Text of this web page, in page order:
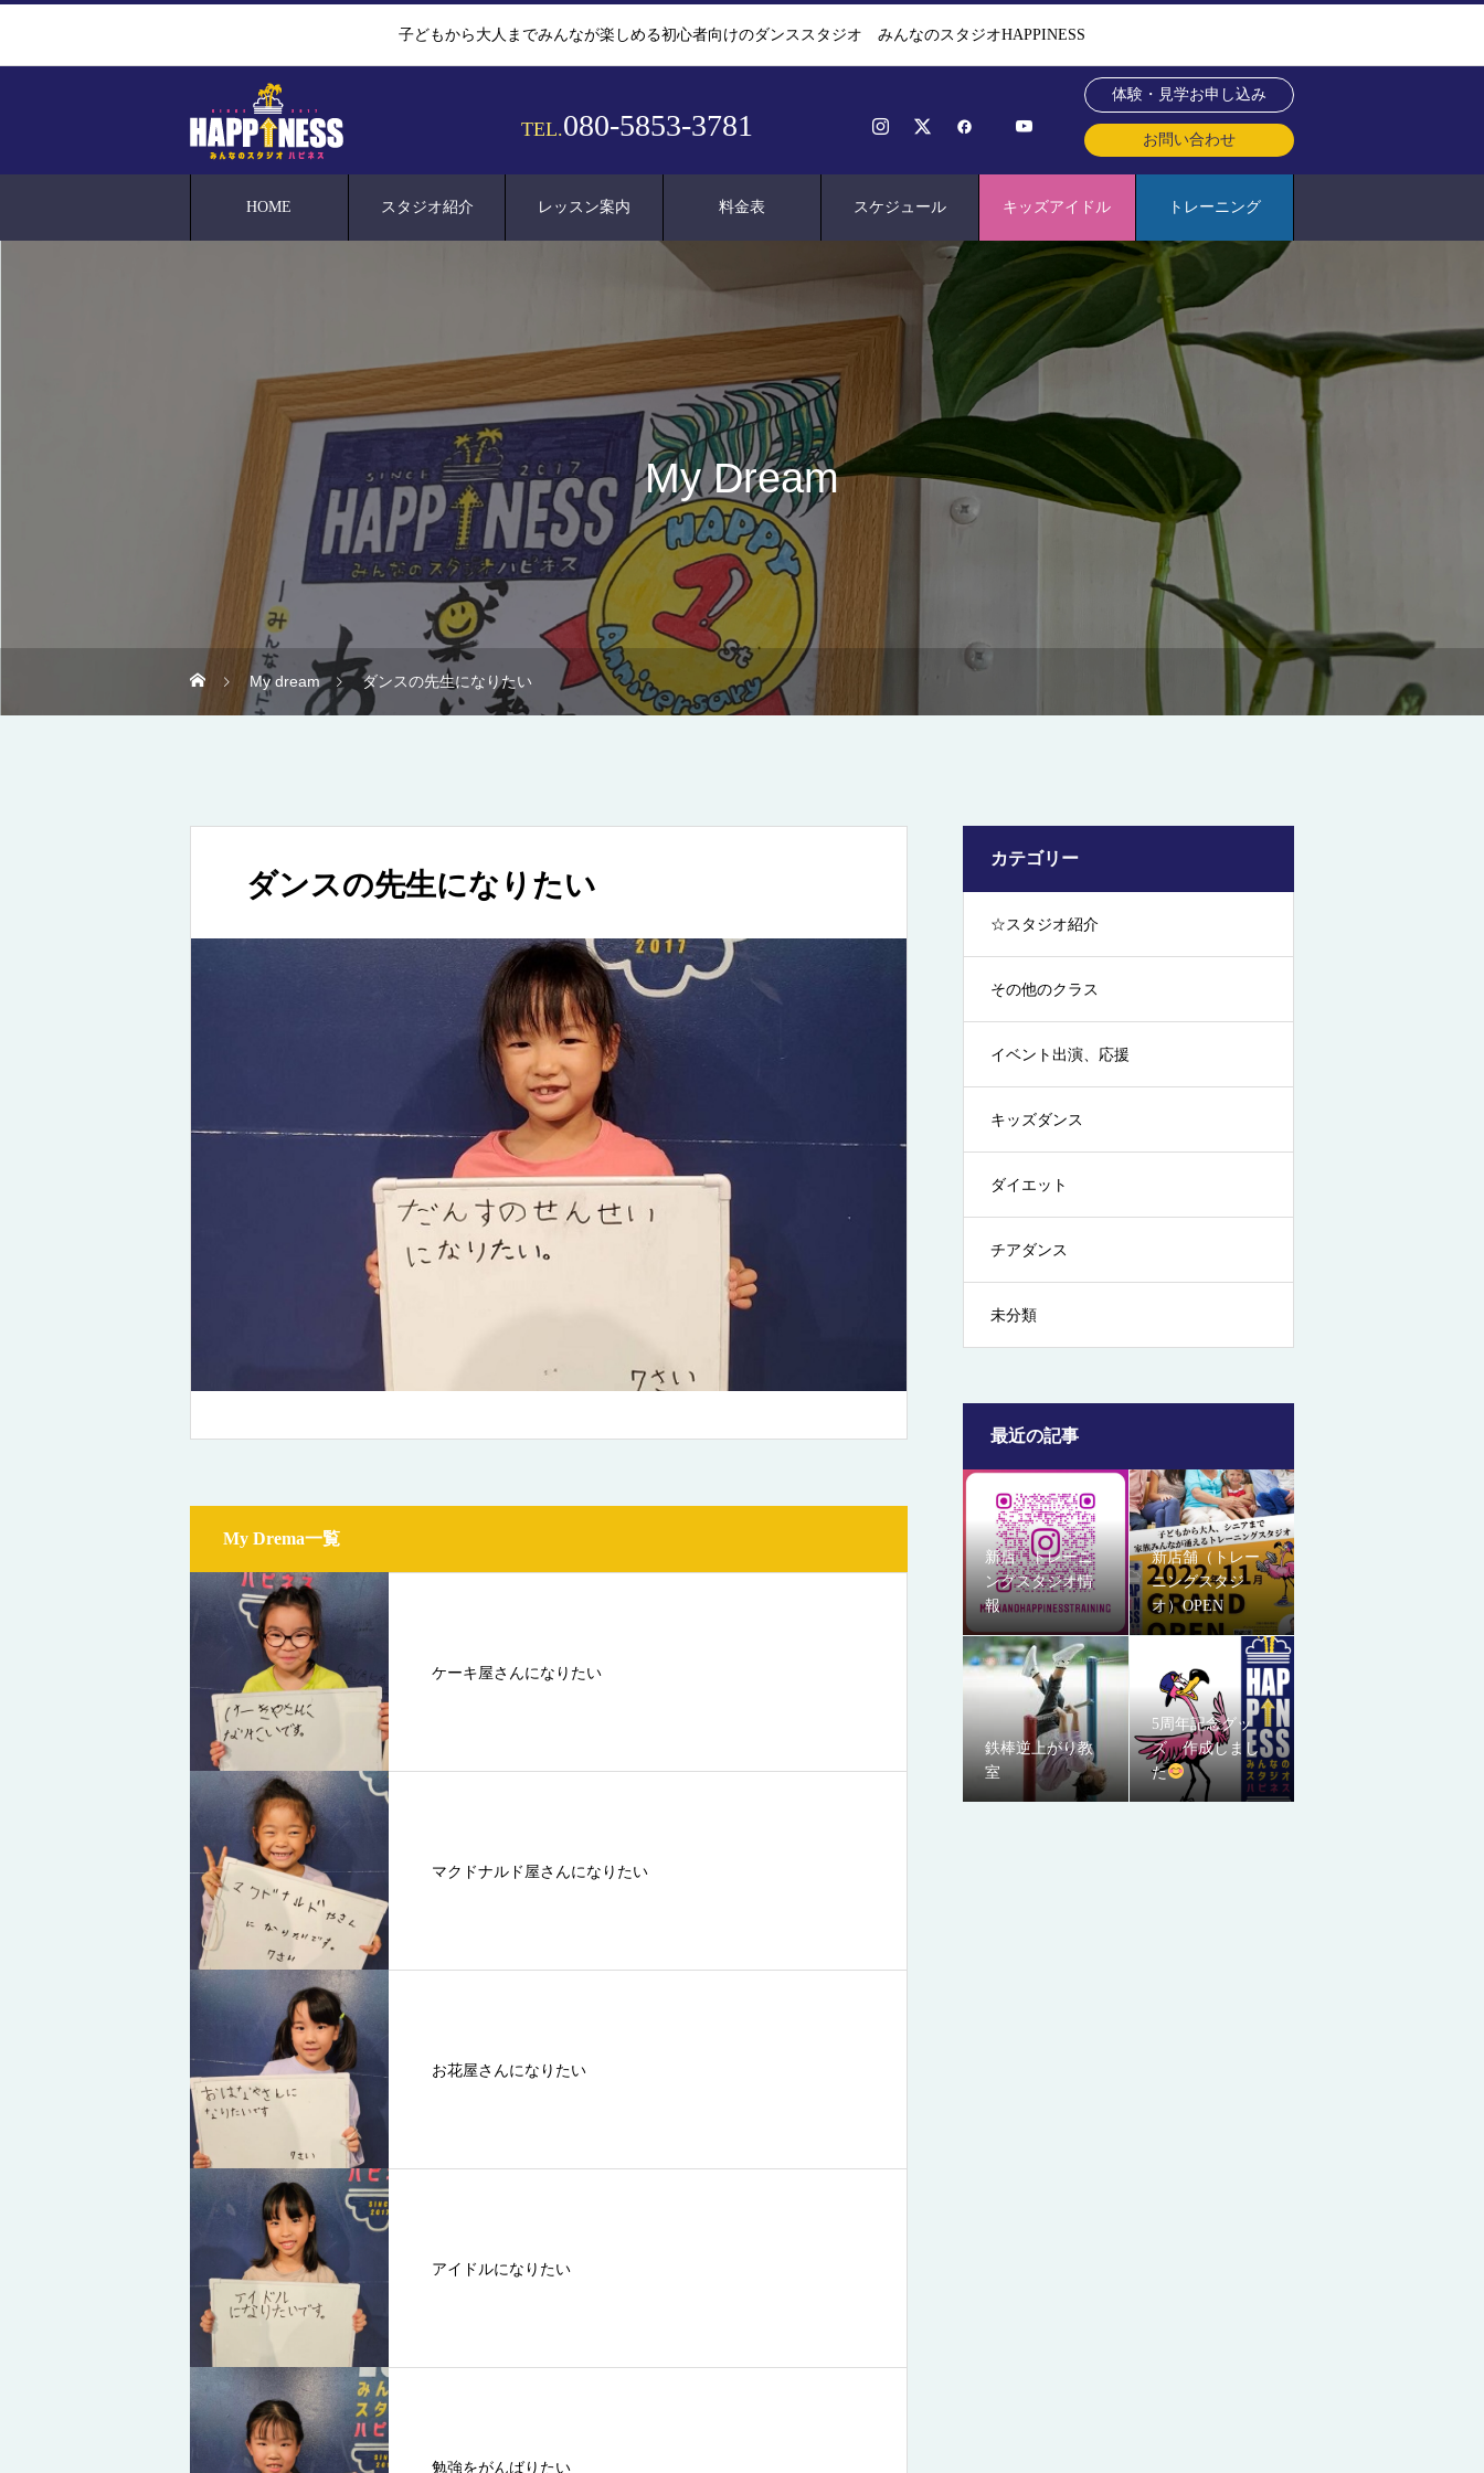
子どもから大人までみんなが楽しめる初心者向けのダンススタジオ みんなのスタジオHAPPINESS
TEL.080-5853-3781
体験・見学お申し込み
お問い合わせ
HOME スタジオ紹介 レッスン案内 料金表 スケジュール キッズアイドル トレーニング
My Dream
My dream ダンスの先生になりたい
ダンスの先生になりたい
My Drema一覧
ケーキ屋さんになりたい
マクドナルド屋さんになりたい
お花屋さんになりたい
アイドルになりたい
勉強をがんばりたい
カテゴリー
☆スタジオ紹介
その他のクラス
イベント出演、応援
キッズダンス
ダイエット
チアダンス
未分類
最近の記事
新店 トレーニ
ングスタジオ情
報
新店舗（トレー
ニングスタジ
オ）OPEN
鉄棒逆上がり教
室
5周年記念グッ
ズ 作成しまし
た